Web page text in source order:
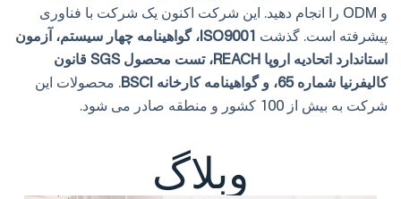
و ODM را انجام دهید. این شرکت اکنون یک شرکت با فناوری
پیشرفته است. گذشت
ISO9001، گواهینامه چهار سیستم، آزمون
استاندارد اتحادیه اروپا REACH، تست محصول SGS قانون
کالیفرنیا شماره 65، و گواهینامه کارخانه BSCI
. محصولات این
شرکت به بیش از 100 کشور و منطقه صادر می شود.
وبلاگ